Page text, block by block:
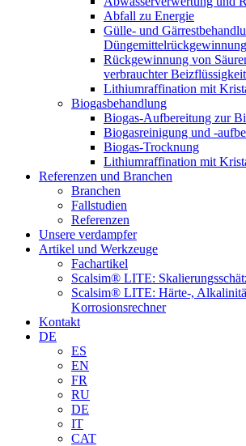
Abfall zu Energie
Gülle- und
Düngemittelrückgewinnung
Rückgewinnung von
verbrauchter Beizflüssigkeit
Lithiumraffination mit
Biogasbehandlung
Biogas-Aufbereitung zur
Biogasreinigung und -
Biogas-Trocknung
Lithiumraffination mit
Referenzen und Branchen
Branchen
Fallstudien
Referenzen
Unsere verdampfer
Artikel und Werkzeuge
Fachartikel
Scalsim® LITE:
Scalsim® LITE: Härte-,
Korrosionsrechner
Kontakt
DE
ES
EN
FR
RU
DE
IT
CAT